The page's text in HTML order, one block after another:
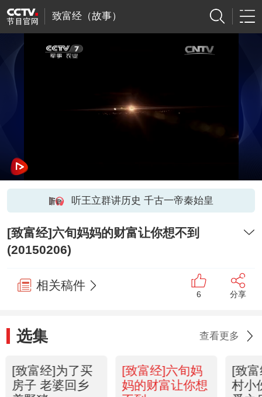
致富经（故事）
听王立群讲历史 千古一帝秦始皇
[致富经]六旬妈妈的财富让你想不到
(20150206)
相关稿件
6 分享
选集 查看更多
[致富经]为了买
房子 老婆回乡
[致富经]六旬妈
妈的财富让你想
[致
村小